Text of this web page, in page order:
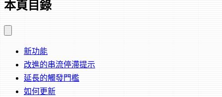
本頁目錄
新功能
改進的串流停滯提示
延長的觸發門檻
如何更新